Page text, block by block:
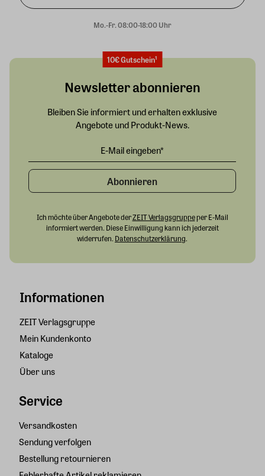
Mo.-Fr. 08:00-18:00 Uhr
Informationen
ZEIT Verlagsgruppe
Mein Kundenkonto
Kataloge
Über uns
Service
Versandkosten
Sendung verfolgen
Bestellung retournieren
10€ Gutschein¹
Newsletter abonnieren
Bleiben Sie informiert und erhalten exklusive
Angebote und Produkt-News.
Abonnieren
Ich möchte über Angebote derZEIT Verlagsgruppeper E-Mail
informiert werden. Diese Einwilligung kann ich jederzeit
widerrufen. Datenschutzerklärung.